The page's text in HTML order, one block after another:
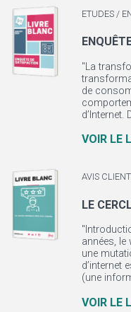
ETUDES /
"La
de
d’Internet.
VOIR LE
AVIS
LE
années, le
une
d’internet
(une
VOIR LE